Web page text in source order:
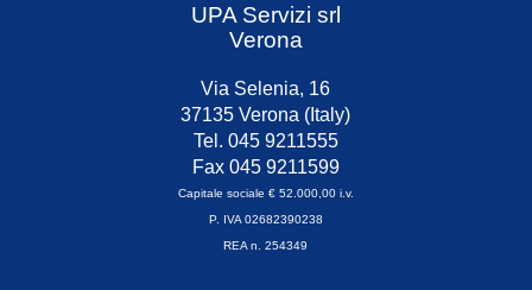
UPA Servizi srl
Verona
Via Selenia, 16
37135 Verona (Italy)
Tel. 045 9211555
Fax 045 9211599
Capitale sociale € 52.000,00 i.v.
P. IVA 02682390238
REA n. 254349